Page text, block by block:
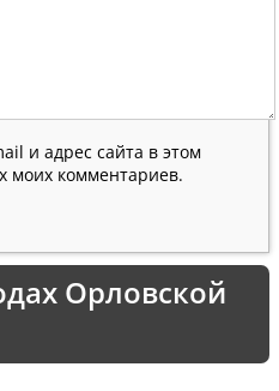
и адрес сайта в этом
моих комментариев.
Орловской